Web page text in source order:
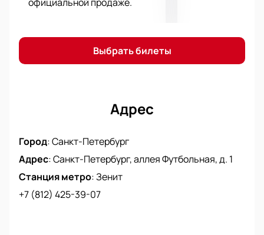
Выбрать билеты
Адрес
Город:Санкт-Петербург
Адрес:Санкт-Петербург, аллея Футбольная, д. 1
Станция метро:Зенит
+7 (812) 425-39-07